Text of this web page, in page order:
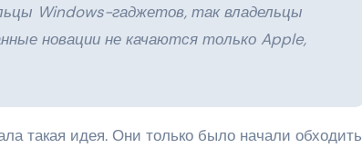
Windows-гаджетов, так владельцы
новации не качаются только Apple,
такая идея. Они только было начали обходить